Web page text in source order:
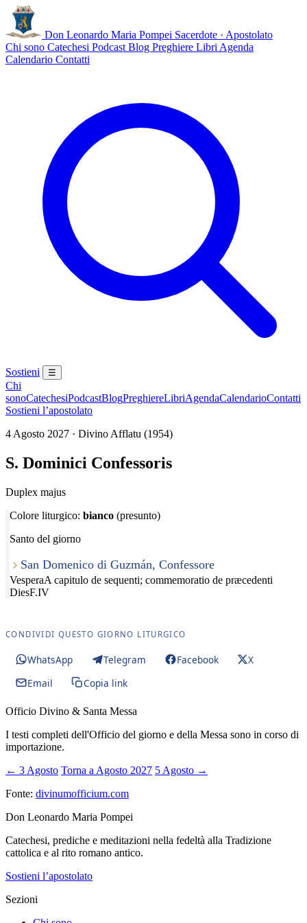
Don Leonardo Maria Pompei Sacerdote · Apostolato
Chi sono Catechesi Podcast Blog Preghiere Libri Agenda
Calendario Contatti
Sostieni ☰
Chi
sonoCatechesiPodcastBlogPreghiereLibriAgendaCalendarioContatti
Sostieni l’apostolato
4 Agosto 2027 · Divino Afflatu (1954)
S. Dominici Confessoris
Duplex majus
Colore liturgico: bianco (presunto)
Santo del giorno
San Domenico di Guzmán, Confessore
VesperaA capitulo de sequenti; commemoratio de præcedenti
DiesF.IV
CONDIVIDI QUESTO GIORNO LITURGICO
WhatsApp Telegram Facebook
X
Email
Copia link
Officio Divino & Santa Messa
I testi completi dell'Officio del giorno e della Messa sono in corso di
importazione.
← 3 Agosto Torna a Agosto 2027 5 Agosto →
Fonte: divinumofficium.com
Don Leonardo Maria Pompei
Catechesi, prediche e meditazioni nella fedeltà alla Tradizione
cattolica e al rito romano antico.
Sostieni l’apostolato
Sezioni